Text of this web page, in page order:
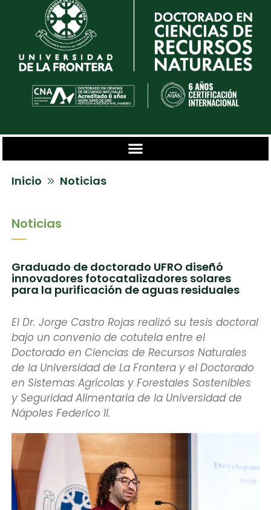
Inicio Noticias
Noticias
Graduado de doctorado UFRO diseñó
innovadores fotocatalizadores solares
para la purificación de aguas residuales
El Dr. Jorge Castro Rojas realizó su tesis doctoral
bajo un convenio de cotutela entre el
Doctorado en Ciencias de Recursos Naturales
de la Universidad de La Frontera y el Doctorado
en Sistemas Agrícolas y Forestales Sostenibles
y Seguridad Alimentaria de la Universidad de
Nápoles Federico II.